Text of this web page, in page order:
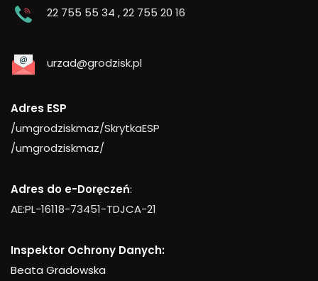
22 755 55 34 ,22 755 20 16
urzad@grodzisk.pl
Adres ESP
/umgrodziskmaz/SkrytkaESP
/umgrodziskmaz/
Adres do e-Doręczeń:
AE:PL-16118-73451-TDJCA-21
Inspektor Ochrony Danych:
Beata Gradowska